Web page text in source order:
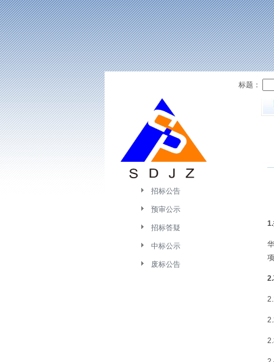
标题：
招标公告
预审公示
招标答疑
中标公示
废标公告